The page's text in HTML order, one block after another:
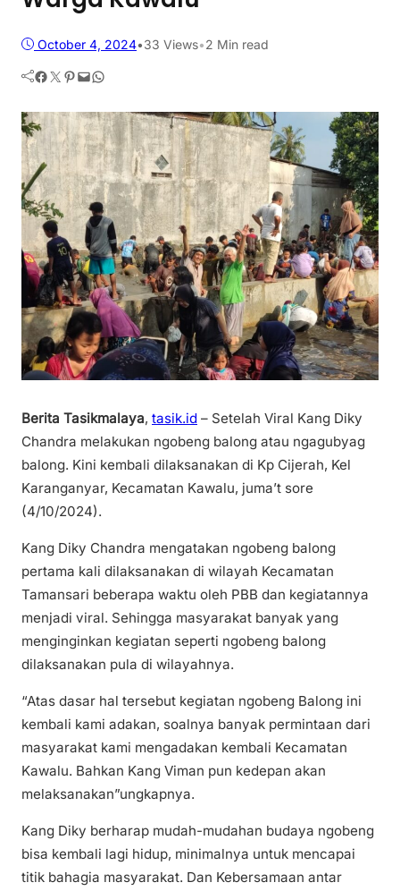
October 4, 2024•33 Views•2 Min read
Facebook Twitter Pinterest Mail WhatsApp
Berita Tasikmalaya, tasik.id – Setelah Viral Kang Diky
Chandra melakukan ngobeng balong atau ngagubyag
balong. Kini kembali dilaksanakan di Kp Cijerah, Kel
Karanganyar, Kecamatan Kawalu, juma’t sore
(4/10/2024).
Kang Diky Chandra mengatakan ngobeng balong
pertama kali dilaksanakan di wilayah Kecamatan
Tamansari beberapa waktu oleh PBB dan kegiatannya
menjadi viral. Sehingga masyarakat banyak yang
menginginkan kegiatan seperti ngobeng balong
dilaksanakan pula di wilayahnya.
“Atas dasar hal tersebut kegiatan ngobeng Balong ini
kembali kami adakan, soalnya banyak permintaan dari
masyarakat kami mengadakan kembali Kecamatan
Kawalu. Bahkan Kang Viman pun kedepan akan
melaksanakan”ungkapnya.
Kang Diky berharap mudah-mudahan budaya ngobeng
bisa kembali lagi hidup, minimalnya untuk mencapai
titik bahagia masyarakat. Dan Kebersamaan antar